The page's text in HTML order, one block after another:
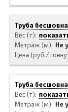
Труба
Вес (т)
Метраж (м)
Не
Цена (руб./
Труба
Вес (т)
Метраж (м)
Не